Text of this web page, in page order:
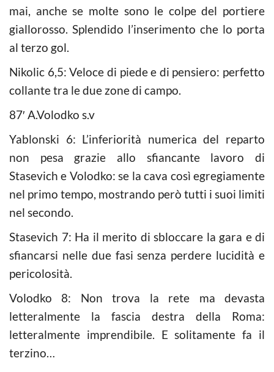
mai, anche se molte sono le colpe del portiere
giallorosso. Splendido l’inserimento che lo porta
al terzo gol.
Nikolic 6,5: Veloce di piede e di pensiero: perfetto
collante tra le due zone di campo.
87′ A.Volodko s.v
Yablonski 6: L’inferiorità numerica del reparto
non pesa grazie allo sfiancante lavoro di
Stasevich e Volodko: se la cava così egregiamente
nel primo tempo, mostrando però tutti i suoi limiti
nel secondo.
Stasevich 7: Ha il merito di sbloccare la gara e di
sfiancarsi nelle due fasi senza perdere lucidità e
pericolosità.
Volodko 8: Non trova la rete ma devasta
letteralmente la fascia destra della Roma:
letteralmente imprendibile. E solitamente fa il
terzino…